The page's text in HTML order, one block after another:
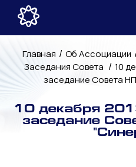
Главная / Об Ассоциации
Заседания Совета / 10
заседание Совета
10 декабря
заседание